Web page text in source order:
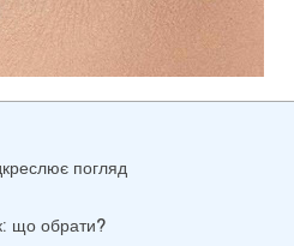
погляд
що обрати?